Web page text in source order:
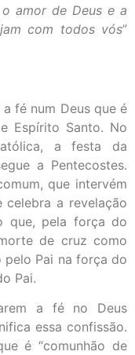
amor de Deus e a
com todos vós”
fé num Deus que é
Espírito Santo. No
a festa da
a Pentecostes.
que intervém
a revelação
que, pela força do
de cruz como
pelo Pai na força do
Pai.
a fé no Deus
essa confissão.
é “comunhão de